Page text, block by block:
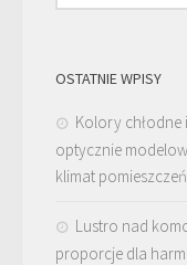
OSTATNIE WPISY
Kolory chłodne
optycznie
klimat pomieszczeń
Lustro nad
proporcje dla